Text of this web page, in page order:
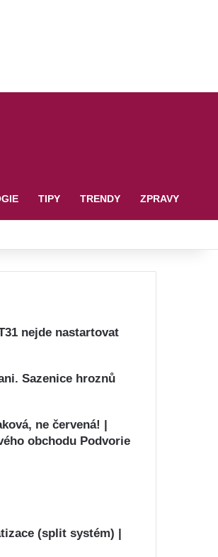
TIPY TRENDY ZPRAVY
nejde nastartovat
Sazenice hroznů
ne červená! |
obchodu Podvorie
(split systém) |